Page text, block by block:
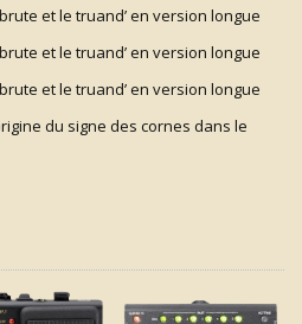
brute et le truand’ en version longue
brute et le truand’ en version longue
brute et le truand’ en version longue
du signe des cornes dans le